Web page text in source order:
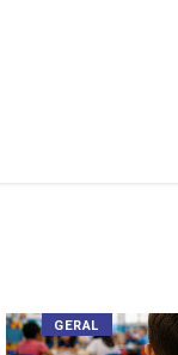
GERAL